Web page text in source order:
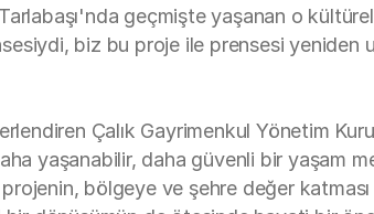
geçmişte yaşanan o
biz bu proje ile prensesi yeniden
Çalık Gayrimenkul Yönetim
yaşanabilir, daha güvenli bir yaşam
bölgeye ve şehre değer